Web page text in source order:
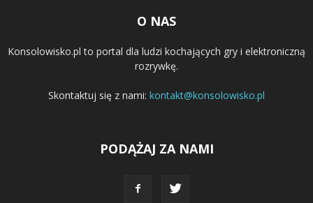
O NAS
Konsolowisko.pl to portal dla ludzi kochających gry i elektroniczną
rozrywkę.
Skontaktuj się z nami: kontakt@konsolowisko.pl
PODĄŻAJ ZA NAMI